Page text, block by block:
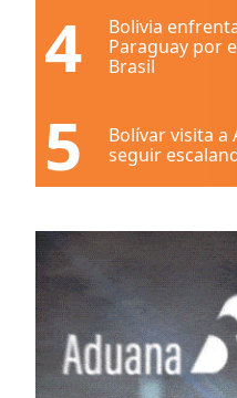
4
Bolivia
Paraguay por
Brasil
5
Bolívar visita a
seguir